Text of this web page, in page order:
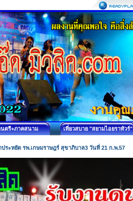
ตรี+ภาคสนาม เที่ยวสบาย "สยามไอยราทัวร์"
ประหยัด รพ.เกษมราษฎร์ สุขาภิบาล3 วันที่ 21 ก.พ.57